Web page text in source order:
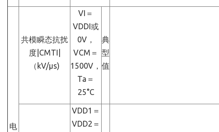
电
共模瞬态抗扰
度|CMTI|
（kV/μs)
VI＝
VDDI或
0V，
VCM＝
1500V，
Ta＝
25°C
典
型
值
VDD1＝
VDD2＝